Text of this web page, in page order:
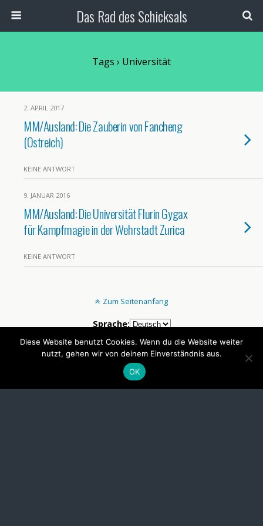
Das Rad des Schicksals
Tags › Universität
2. APRIL 2017
MM/Ausland: Die Zauberin von Fancheng
(Ostreich)
KEINE ANTWORT
9. JANUAR 2016
MM/Ausland: Die Universität Flurin Gygax
für Kampfmagie in der Wehrstadt Zurica
KEINE ANTWORT
Zum Seitenanfang
Sprache:
Mobil Desktop
Diese Website benutzt Cookies. Wenn du die Website weiter
nutzt, gehen wir von deinem Einverständnis aus.
OK